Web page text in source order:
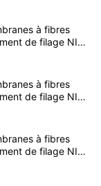
à fibres
de filage NIPS
à fibres
de filage NIPS
à fibres
de filage NIPS